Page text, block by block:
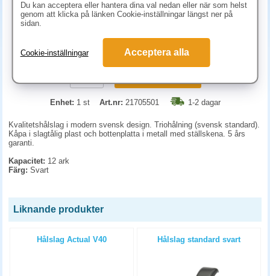
121.30 kr (inkl. moms)
Enhet: 1 st Art.nr: 21705501 1-2 dagar
Kvalitetshålslag i modern svensk design. Triohålning (svensk standard).
Kåpa i slagtålig plast och bottenplatta i metall med ställskena. 5 års
garanti.
Kapacitet: 12 ark
Färg: Svart
Liknande produkter
Hålslag Actual V40 Hålslag standard svart
Du kan acceptera eller hantera dina val nedan eller när som helst
genom att klicka på länken Cookie-inställningar längst ner på
sidan.
Cookie-inställningar Acceptera alla